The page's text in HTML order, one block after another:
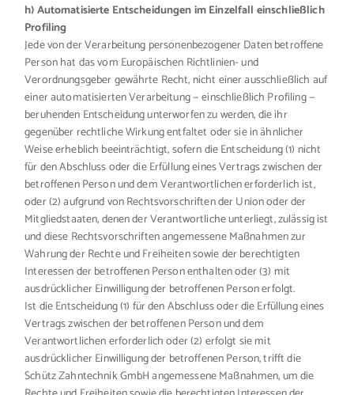
h) Automatisierte Entscheidungen im Einzelfall einschließlich
Profiling
Jede von der Verarbeitung personenbezogener Daten betroffene
Person hat das vom Europäischen Richtlinien- und
Verordnungsgeber gewährte Recht, nicht einer ausschließlich auf
einer automatisierten Verarbeitung — einschließlich Profiling —
beruhenden Entscheidung unterworfen zu werden, die ihr
gegenüber rechtliche Wirkung entfaltet oder sie in ähnlicher
Weise erheblich beeinträchtigt, sofern die Entscheidung (1) nicht
für den Abschluss oder die Erfüllung eines Vertrags zwischen der
betroffenen Person und dem Verantwortlichen erforderlich ist,
oder (2) aufgrund von Rechtsvorschriften der Union oder der
Mitgliedstaaten, denen der Verantwortliche unterliegt, zulässig ist
und diese Rechtsvorschriften angemessene Maßnahmen zur
Wahrung der Rechte und Freiheiten sowie der berechtigten
Interessen der betroffenen Person enthalten oder (3) mit
ausdrücklicher Einwilligung der betroffenen Person erfolgt.
Ist die Entscheidung (1) für den Abschluss oder die Erfüllung eines
Vertrags zwischen der betroffenen Person und dem
Verantwortlichen erforderlich oder (2) erfolgt sie mit
ausdrücklicher Einwilligung der betroffenen Person, trifft die
Schütz Zahntechnik GmbH angemessene Maßnahmen, um die